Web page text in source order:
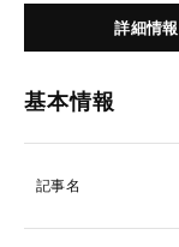
詳細情報
基本情報
記事名